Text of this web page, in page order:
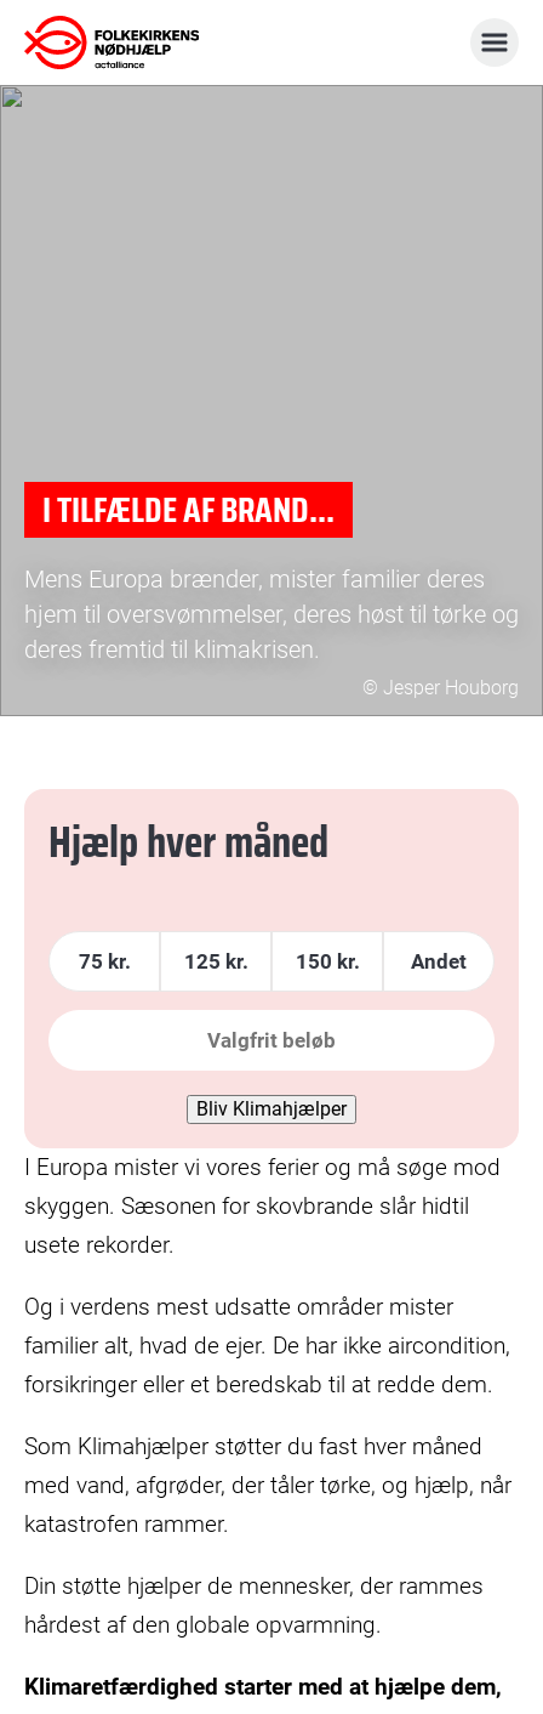
Gå
til
indhold
© Jesper Houborg
I TILFÆLDE AF BRAND...
Mens Europa brænder, mister familier deres
hjem til oversvømmelser, deres høst til tørke og
deres fremtid til klimakrisen.
Hjælp hver måned
75 kr. 125 kr. 150 kr. Andet
I Europa mister vi vores ferier og må søge mod
skyggen. Sæsonen for skovbrande slår hidtil
usete rekorder.
Og i verdens mest udsatte områder mister
familier alt, hvad de ejer. De har ikke aircondition,
forsikringer eller et beredskab til at redde dem.
Som Klimahjælper støtter du fast hver måned
med vand, afgrøder, der tåler tørke, og hjælp, når
katastrofen rammer.
Din støtte hjælper de mennesker, der rammes
hårdest af den globale opvarmning.
Klimaretfærdighed starter med at hjælpe dem,